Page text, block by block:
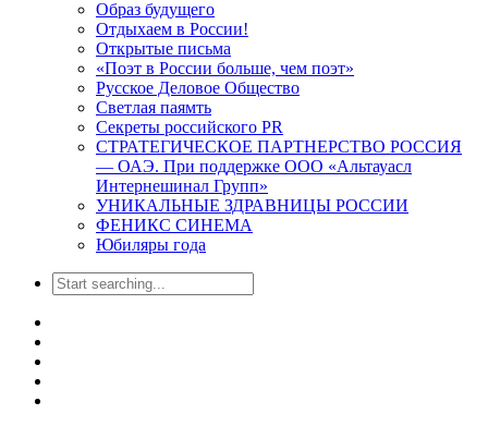
Образ будущего
Отдыхаем в России!
Открытые письма
«Поэт в России больше, чем поэт»
Русское Деловое Общество
Светлая паямть
Секреты российского PR
СТРАТЕГИЧЕСКОЕ ПАРТНЕРСТВО РОССИЯ
— ОАЭ. При поддержке ООО «Альтауасл
Интернешинал Групп»
УНИКАЛЬНЫЕ ЗДРАВНИЦЫ РОССИИ
ФЕНИКС СИНЕМА
Юбиляры года